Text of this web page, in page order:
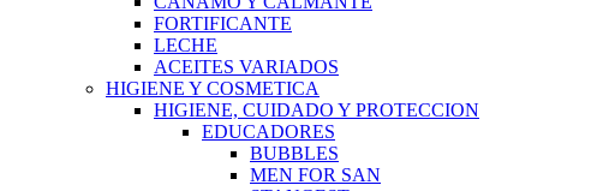
FORTIFICANTE
LECHE
ACEITES VARIADOS
HIGIENE Y COSMETICA
HIGIENE, CUIDADO Y PROTECCION
EDUCADORES
BUBBLES
MEN FOR SAN